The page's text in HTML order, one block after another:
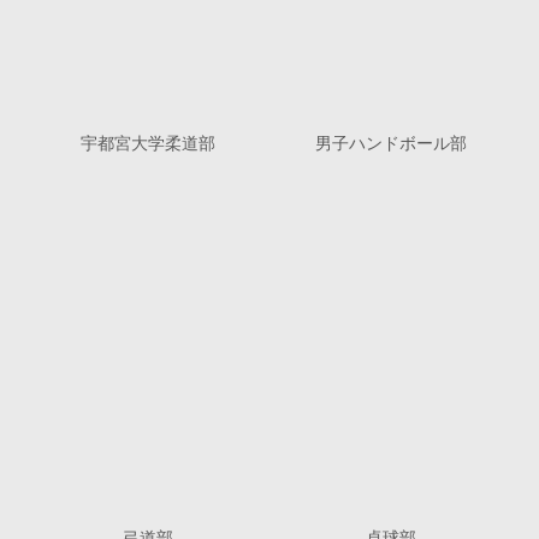
宇都宮大学柔道部 男子ハンドボール部